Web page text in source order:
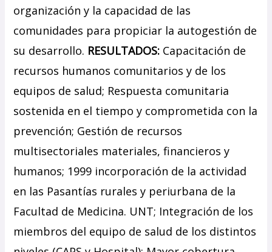
organización y la capacidad de las
comunidades para propiciar la autogestión de
su desarrollo. RESULTADOS: Capacitación de
recursos humanos comunitarios y de los
equipos de salud; Respuesta comunitaria
sostenida en el tiempo y comprometida con la
prevención; Gestión de recursos
multisectoriales materiales, financieros y
humanos; 1999 incorporación de la actividad
en las Pasantías rurales y periurbana de la
Facultad de Medicina. UNT; Integración de los
miembros del equipo de salud de los distintos